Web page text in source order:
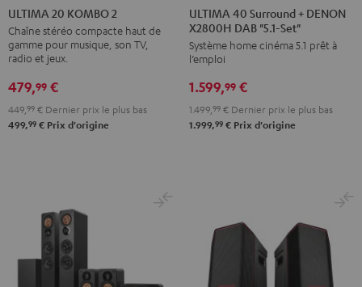
20
KOMBO
2
Noir
20
KOMBO
2
Blanc
ULTIMA 20 KOMBO 2
Chaîne stéréo compacte haut de
gamme pour musique, son TV,
radio et jeux.
479,99 €
449, 99 € Dernier prix le plus bas
499,99 € Prix d'origine
40
Surround
+
DENON
X2800H
DAB
"5.1-
40
Surround
+
DENON
X2800H
DAB
"5.1-
ULTIMA 40 Surround + DENON
X2800H DAB "5.1-Set"
Système home cinéma 5.1 prêt à
l’emploi
1.599,99 €
1.499, 99 € Dernier prix le plus bas
1.999,99 € Prix d'origine